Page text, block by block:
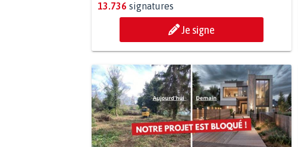
13.736 signatures
Je signe